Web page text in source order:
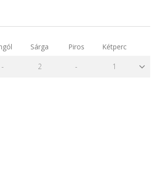
Sárga Piros
Kétperc
- 2 - 1